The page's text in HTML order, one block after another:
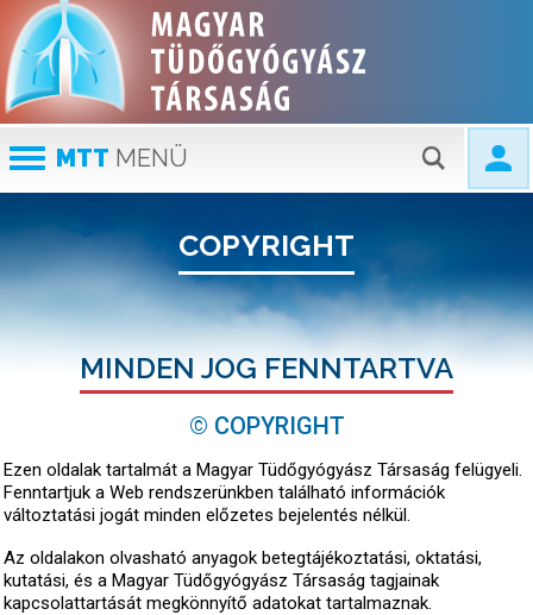
MTT MENÜ
COPYRIGHT
MINDEN JOG FENNTARTVA
© COPYRIGHT
Ezen oldalak tartalmát a Magyar Tüdőgyógyász Társaság felügyeli.
Fenntartjuk a Web rendszerünkben található információk
változtatási jogát minden előzetes bejelentés nélkül.
Az oldalakon olvasható anyagok betegtájékoztatási, oktatási,
kutatási, és a Magyar Tüdőgyógyász Társaság tagjainak
kapcsolattartását megkönnyítő adatokat tartalmaznak.